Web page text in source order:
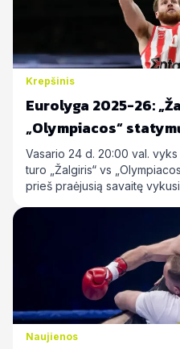
Krepšinis
Eurolyga 2025-26:
„Olympiacos“
Vasario 24 d. 20:00 val.
turo „Žalgiris“ vs
prieš praėjusią savaitę
Naujienos